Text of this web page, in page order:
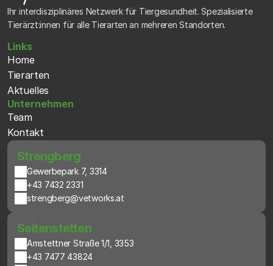
Ihr interdisziplinäres Netzwerk für Tiergesundheit. Spezialisierte
Tierärzt:innen für alle Tierarten an mehreren Standorten.
Links
Home
Tierarten
Aktuelles
Unternehmen
Team
Kontakt
Strengberg
Gewerbepark 7, 3314
+43 7432 2331
strengberg@vetworks.at
Seitenstetten
Amstettner Straße 1/1, 3353
+43 7477 43824